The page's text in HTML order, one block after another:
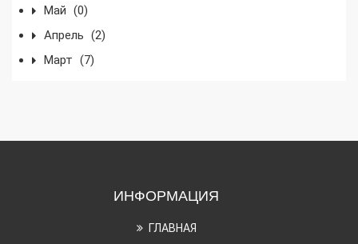
Май (0)
Апрель (2)
Март (7)
ИНФОРМАЦИЯ
ГЛАВНАЯ